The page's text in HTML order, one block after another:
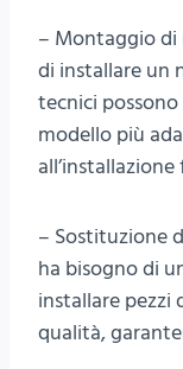
– Montaggio di
di installare un
tecnici
modello più
all’installazione
– Sostituzione
ha bisogno di
installare pezzi
qualità,